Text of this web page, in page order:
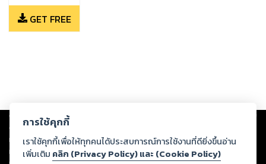
ลา,สิรภัทร ผ่อง
สุภาพGET FREE
Copyright © 2026
ต่อผลงานหรือเนื้อหาใดที่อัปโหลดผ่านเว็บไซต์และปรากฏว่าละเมิดสิทธิใน
ทรัพย์สินทางปัญญาของบุคคลอื่นหรือขัดต่อกฎหมายและศีลธรรม ดังนั้น ผู้อ่าน
ทุกท่านโปรดใช้วิจารณญาณในการกลั่นกรองด้วยตนเอง และหากท่านพบว่าส่วน
การใช้คุกกี้
เราใช้คุกกี้เพื่อให้ทุกคนได้ประสบการณ์การใช้งานที่ดียิ่งขึ้นอ่าน
เพิ่มเติม คลิก (Privacy Policy) และ (Cookie Policy)